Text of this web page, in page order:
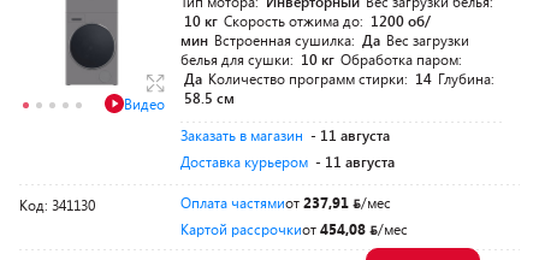
Видео
10 кг Скорость отжима до: 1200 об/
мин Встроенная сушилка: Да Вес загрузки
белья для сушки: 10 кг Обработка паром:
Да Количество программ стирки: 14 Глубина:
58.5 см
Заказать в магазин - 11 августа
Доставка курьером - 11 августа
Код: 341130 Оплата частямиот237,91
/мес
Картой рассрочкиот454,08 /мес